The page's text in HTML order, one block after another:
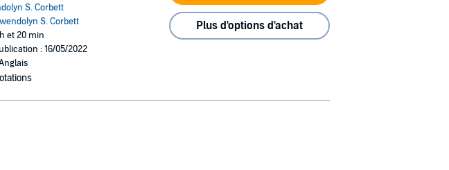
S. Corbett
S. Corbett
et 20 min
: 16/05/2022
Plus d'options d'achat